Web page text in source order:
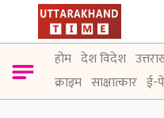
होम देश विदेश
क्राइम साक्षात्कार ई-